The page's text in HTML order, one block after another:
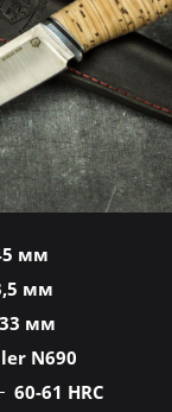
мм
мм
33 мм
N690
60-61 HRC